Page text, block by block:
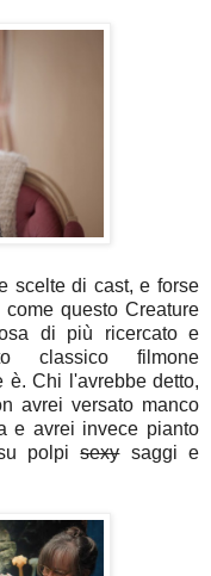
scelte di cast, e forse
questo Creature
di più ricercato e
classico filmone
è. Chi l'avrebbe detto,
avrei versato manco
e avrei invece pianto
polpisexysaggi e